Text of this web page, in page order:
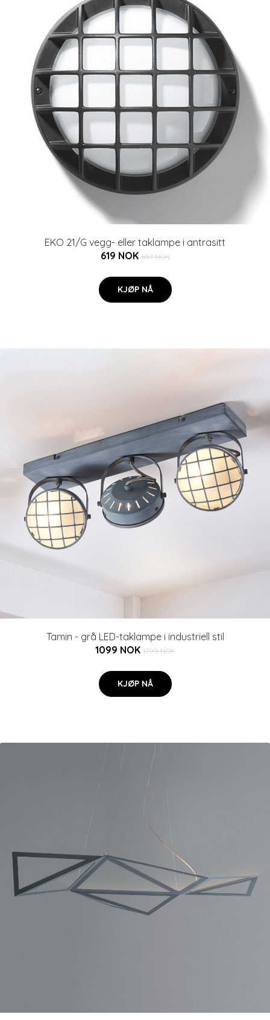
EKO 21/G vegg- eller taklampe i antrasitt
619 NOK 657 NOK
KJØP NÅ
Tamin - grå LED-taklampe i industriell stil
1099 NOK 1799 NOK
KJØP NÅ